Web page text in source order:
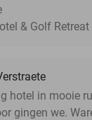
& Golf
hotel in mooie
gingen we.